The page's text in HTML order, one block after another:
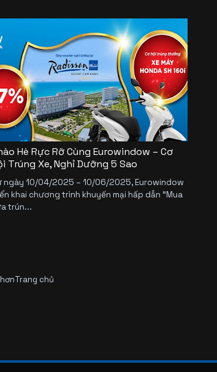
Hè Rực Rỡ Cùng Eurowindow – Cơ
Trúng Xe, Nghỉ Dưỡng 5 Sao
ngày 10/04/2025 – 10/06/2025, Eurowindow
khai chương trình khuyến mại hấp dẫn “Mua
trún...
Trang chủ